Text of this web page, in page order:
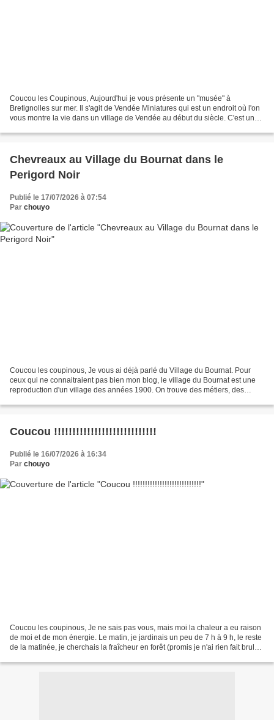
Coucou les Coupinous, Aujourd'hui je vous présente un "musée" à
Bretignolles sur mer. Il s'agit de Vendée Miniatures qui est un endroit où l'on
vous montre la vie dans un village de Vendée au début du siècle. C'est un
Chevreaux au Village du Bournat dans le
Perigord Noir
Publié le 17/07/2026 à 07:54
Par chouyo
Coucou les coupinous, Je vous ai déjà parlé du Village du Bournat. Pour
ceux qui ne connaitraient pas bien mon blog, le village du Bournat est une
reproduction d'un village des années 1900. On trouve des métiers, des
Coucou !!!!!!!!!!!!!!!!!!!!!!!!!!!!
Publié le 16/07/2026 à 16:34
Par chouyo
Coucou les coupinous, Je ne sais pas vous, mais moi la chaleur a eu raison
de moi et de mon énergie. Le matin, je jardinais un peu de 7 h à 9 h, le reste
de la matinée, je cherchais la fraîcheur en forêt (promis je n'ai rien fait bruler